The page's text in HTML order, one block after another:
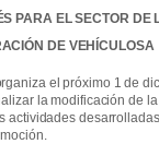
PARA EL SECTOR DE
DE VEHÍCULOSA
el próximo 1 de
la modificación de
actividades